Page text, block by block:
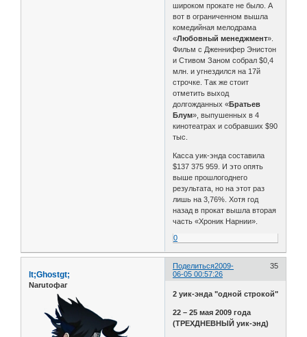
широком прокате не было. А
вот в ограниченном вышла
комедийная мелодрама
«Любовный менеджмент».
Фильм с Дженнифер Энистон
и Стивом Заном собрал $0,4
млн. и угнездился на 17й
строчке. Так же стоит
отметить выход
долгожданных «Братьев
Блум», выпушенных в 4
кинотеатрах и собравших $90
тыс.
Касса уик-энда составила
$137 375 959. И это опять
выше прошлогоднего
результата, но на этот раз
лишь на 3,76%. Хотя год
назад в прокат вышла вторая
часть «Хроник Нарнии».
0
Поделиться 35
2009-
06-05 00:57:26
lt;Ghostgt;
Narutoфаг
2 уик-энда "одной строкой"
22 – 25 мая 2009 года
(ТРЕХДНЕВНЫЙ уик-энд)